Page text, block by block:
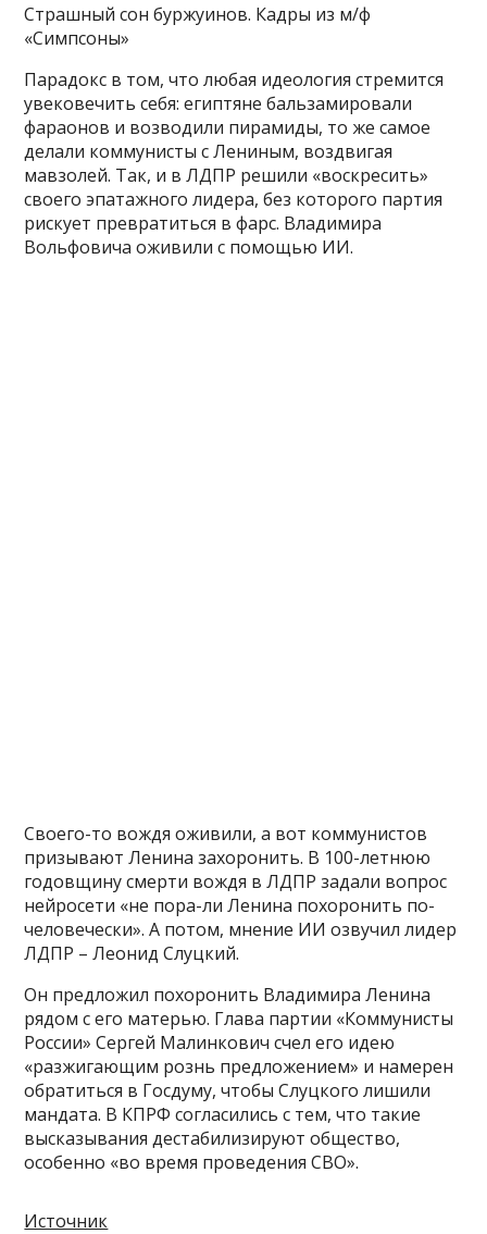
Страшный сон буржуинов. Кадры из м/ф
«Симпсоны»
Парадокс в том, что любая идеология стремится
увековечить себя: египтяне бальзамировали
фараонов и возводили пирамиды, то же самое
делали коммунисты с Лениным, воздвигая
мавзолей. Так, и в ЛДПР решили «воскресить»
своего эпатажного лидера, без которого партия
рискует превратиться в фарс. Владимира
Вольфовича оживили с помощью ИИ.
Своего-то вождя оживили, а вот коммунистов
призывают Ленина захоронить. В 100-летнюю
годовщину смерти вождя в ЛДПР задали вопрос
нейросети «не пора-ли Ленина похоронить по-
человечески». А потом, мнение ИИ озвучил лидер
ЛДПР – Леонид Слуцкий.
Он предложил похоронить Владимира Ленина
рядом с его матерью. Глава партии «Коммунисты
России» Сергей Малинкович счел его идею
«разжигающим рознь предложением» и намерен
обратиться в Госдуму, чтобы Слуцкого лишили
мандата. В КПРФ согласились с тем, что такие
высказывания дестабилизируют общество,
особенно «во время проведения СВО».
Источник